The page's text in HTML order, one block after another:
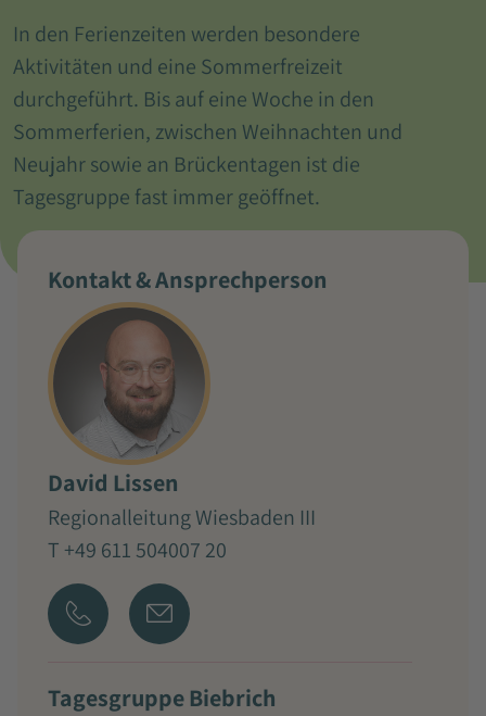
In den Ferienzeiten werden besondere
Aktivitäten und eine Sommerfreizeit
durchgeführt. Bis auf eine Woche in den
Sommerferien, zwischen Weihnachten und
Neujahr sowie an Brückentagen ist die
Tagesgruppe fast immer geöffnet.
Kontakt & Ansprechperson
David Lissen
Regionalleitung Wiesbaden III
T +49 611 504007 20
Tagesgruppe Biebrich